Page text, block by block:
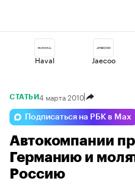
Haval Jaecoo
Geely Voyah
Volga Lada
СТАТЬИ4 марта 2010
Подписаться на РБК в Max
Автокомпании
Германию и
Россию